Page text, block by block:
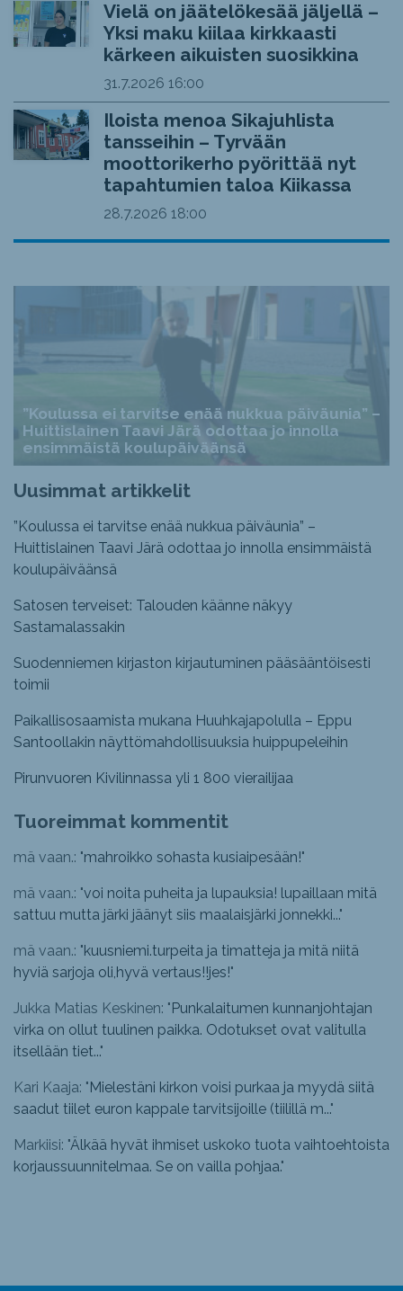
Vielä on jäätelökesää jäljellä –
Yksi maku kiilaa kirkkaasti
kärkeen aikuisten suosikkina
31.7.2026 16:00
Iloista menoa Sikajuhlista
tansseihin – Tyrvään
moottorikerho pyörittää nyt
tapahtumien taloa Kiikassa
28.7.2026 18:00
”Koulussa ei tarvitse enää nukkua päiväunia” –
Huittislainen Taavi Järä odottaa jo innolla
ensimmäistä koulupäiväänsä
Uusimmat artikkelit
”Koulussa ei tarvitse enää nukkua päiväunia” –
Huittislainen Taavi Järä odottaa jo innolla ensimmäistä
koulupäiväänsä
Satosen terveiset: Talouden käänne näkyy
Sastamalassakin
Suodenniemen kirjaston kirjautuminen pääsääntöisesti
toimii
Paikallisosaamista mukana Huuhkajapolulla – Eppu
Santoollakin näyttömahdollisuuksia huippupeleihin
Pirunvuoren Kivilinnassa yli 1 800 vierailijaa
Tuoreimmat kommentit
mä vaan.: "mahroikko sohasta kusiaipesään!"
mä vaan.: "voi noita puheita ja lupauksia! lupaillaan mitä
sattuu mutta järki jäänyt siis maalaisjärki jonnekki..."
mä vaan.: "kuusniemi.turpeita ja timatteja ja mitä niitä
hyviä sarjoja oli,hyvä vertaus!!jes!"
Jukka Matias Keskinen: "Punkalaitumen kunnanjohtajan
virka on ollut tuulinen paikka. Odotukset ovat valitulla
itsellään tiet..."
Kari Kaaja: "Mielestäni kirkon voisi purkaa ja myydä siitä
saadut tiilet euron kappale tarvitsijoille (tiilillä m..."
Markiisi: "Älkää hyvät ihmiset uskoko tuota vaihtoehtoista
korjaussuunnitelmaa. Se on vailla pohjaa."